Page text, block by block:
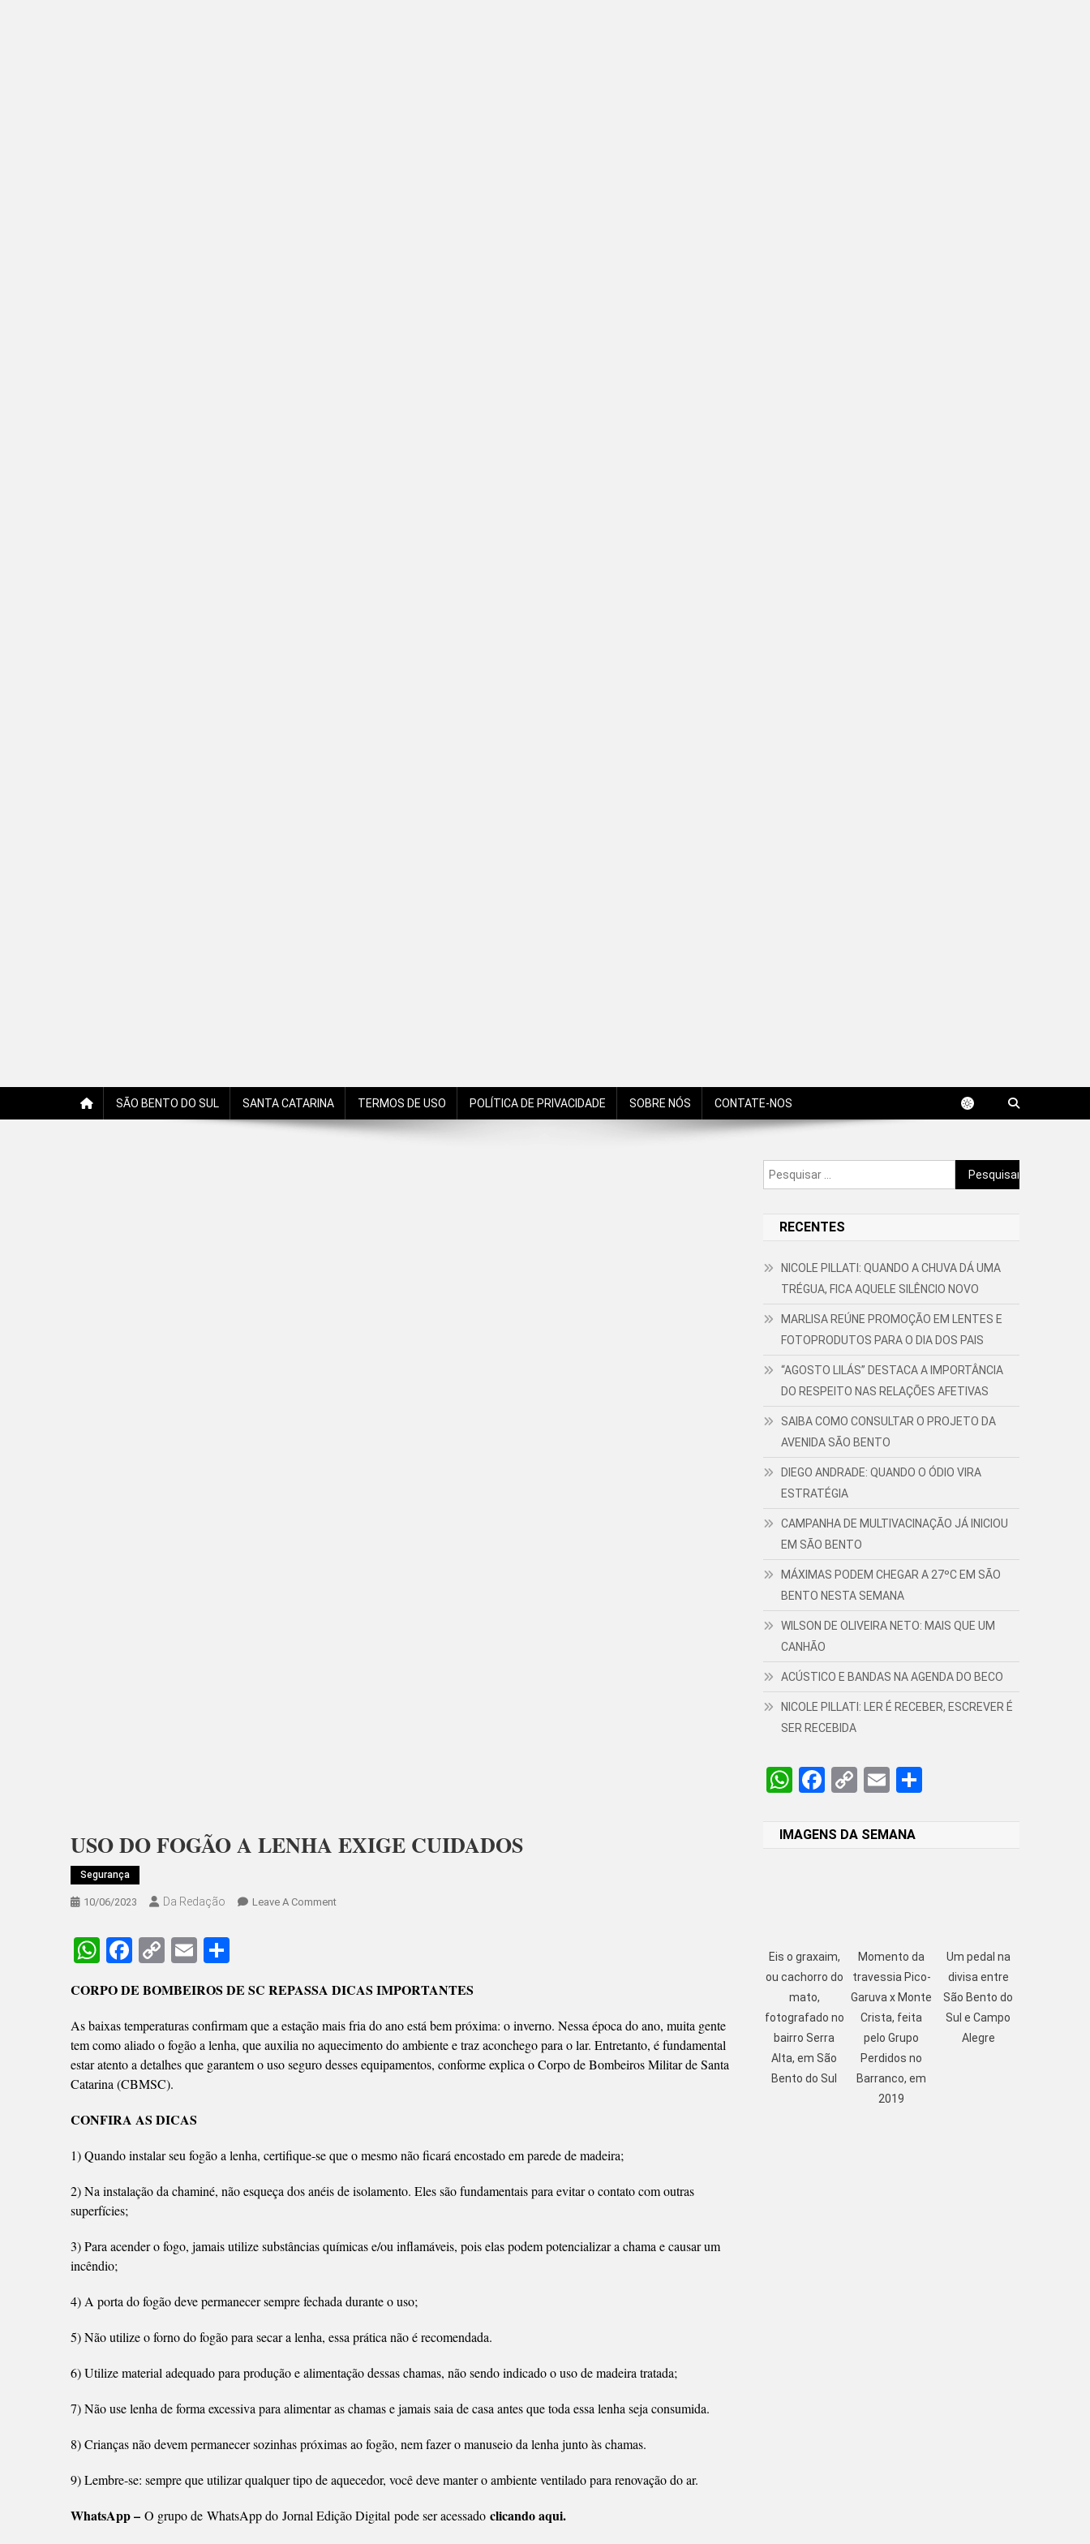
SÃO BENTO DO SUL SANTA CATARINA TERMOS DE USO POLÍTICA DE PRIVACIDADE SOBRE NÓS CONTATE-NOS
USO DO FOGÃO A LENHA EXIGE CUIDADOS
Segurança
10/06/2023 Da Redação Leave A CommentOn
LENHA
CUIDADOS
WhatsApp
Facebook
CopyEmail
CORPO DE BOMBEIROS DE SC REPASSA DICAS IMPORTANTES
As baixas temperaturas confirmam que a estação mais fria do ano está bem próxima: o inverno. Nessa época do ano, muita gente
tem como aliado o fogão a lenha, que auxilia no aquecimento do ambiente e traz aconchego para o lar. Entretanto, é fundamental
estar atento a detalhes que garantem o uso seguro desses equipamentos, conforme explica o Corpo de Bombeiros Militar de Santa
Catarina (CBMSC).
CONFIRA AS DICAS
1) Quando instalar seu fogão a lenha, certifique-se que o mesmo não ficará encostado em parede de madeira;
2) Na instalação da chaminé, não esqueça dos anéis de isolamento. Eles são fundamentais para evitar o contato com outras
superfícies;
3) Para acender o fogo, jamais utilize substâncias químicas e/ou inflamáveis, pois elas podem potencializar a chama e causar um
incêndio;
4) A porta do fogão deve permanecer sempre fechada durante o uso;
5) Não utilize o forno do fogão para secar a lenha, essa prática não é recomendada.
6) Utilize material adequado para produção e alimentação dessas chamas, não sendo indicado o uso de madeira tratada;
7) Não use lenha de forma excessiva para alimentar as chamas e jamais saia de casa antes que toda essa lenha seja consumida.
8) Crianças não devem permanecer sozinhas próximas ao fogão, nem fazer o manuseio da lenha junto às chamas.
9) Lembre-se: sempre que utilizar qualquer tipo de aquecedor, você deve manter o ambiente ventilado para renovação do ar.
WhatsApp – O grupo de WhatsApp do Jornal Edição Digital pode ser acessado clicando aqui.
Pesquisar
por:
RECENTES
NICOLE PILLATI: QUANDO A CHUVA DÁ UMA
TRÉGUA, FICA AQUELE SILÊNCIO NOVO
MARLISA REÚNE PROMOÇÃO EM LENTES E
FOTOPRODUTOS PARA O DIA DOS PAIS
“AGOSTO LILÁS” DESTACA A IMPORTÂNCIA
DO RESPEITO NAS RELAÇÕES AFETIVAS
SAIBA COMO CONSULTAR O PROJETO DA
AVENIDA SÃO BENTO
DIEGO ANDRADE: QUANDO O ÓDIO VIRA
ESTRATÉGIA
CAMPANHA DE MULTIVACINAÇÃO JÁ INICIOU
EM SÃO BENTO
MÁXIMAS PODEM CHEGAR A 27ºC EM SÃO
BENTO NESTA SEMANA
WILSON DE OLIVEIRA NETO: MAIS QUE UM
CANHÃO
ACÚSTICO E BANDAS NA AGENDA DO BECO
NICOLE PILLATI: LER É RECEBER, ESCREVER É
SER RECEBIDA
WhatsApp
Facebook
CopyEmail
IMAGENS DA SEMANA
Eis o graxaim,
ou cachorro do
mato,
fotografado no
bairro Serra
Alta, em São
Bento do Sul
Momento da
travessia Pico-
Garuva x Monte
Crista, feita
pelo Grupo
Perdidos no
Barranco, em
2019
Um pedal na
divisa entre
São Bento do
Sul e Campo
Alegre